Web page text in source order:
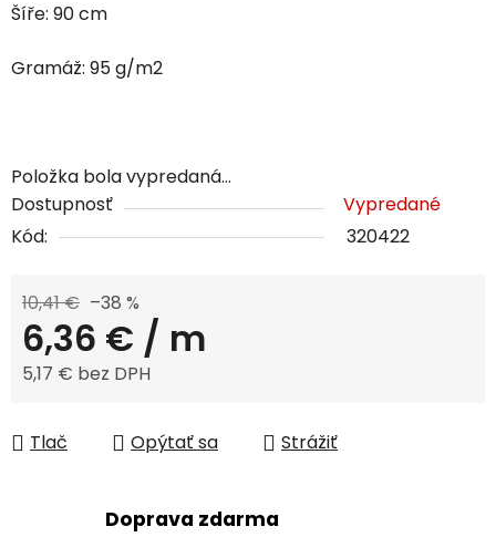
Šíře: 90 cm
Gramáž: 95 g/m2
Položka bola vypredaná…
Dostupnosť
Vypredané
Kód:
320422
10,41 € –38 %
6,36 € / m
5,17 € bez DPH
Tlač
Opýtať sa Strážiť
Doprava zdarma